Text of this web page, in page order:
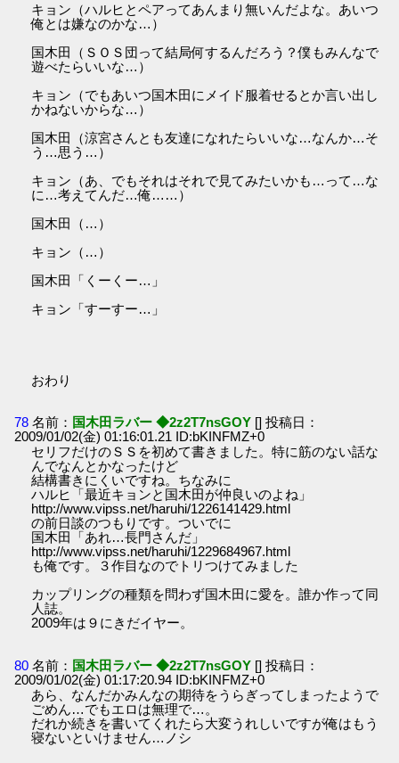
キョン（ハルヒとペアってあんまり無いんだよな。あいつ
俺とは嫌なのかな…）
国木田（ＳＯＳ団って結局何するんだろう？僕もみんなで
遊べたらいいな…）
キョン（でもあいつ国木田にメイド服着せるとか言い出し
かねないからな…）
国木田（涼宮さんとも友達になれたらいいな…なんか…そ
う…思う…）
キョン（あ、でもそれはそれで見てみたいかも…って…な
に…考えてんだ…俺……）
国木田（…）
キョン（…）
国木田「くーくー…」
キョン「すーすー…」
おわり
78 名前： 国木田ラバー ◆2z2T7nsGOY [] 投稿日：
2009/01/02(金) 01:16:01.21 ID:bKINFMZ+0
セリフだけのＳＳを初めて書きました。特に筋のない話な
んでなんとかなったけど
結構書きにくいですね。ちなみに
ハルヒ「最近キョンと国木田が仲良いのよね」
http://www.vipss.net/haruhi/1226141429.html
の前日談のつもりです。ついでに
国木田「あれ…長門さんだ」
http://www.vipss.net/haruhi/1229684967.html
も俺です。３作目なのでトリつけてみました
カップリングの種類を問わず国木田に愛を。誰か作って同
人誌。
2009年は９にきだイヤー。
80 名前： 国木田ラバー ◆2z2T7nsGOY [] 投稿日：
2009/01/02(金) 01:17:20.94 ID:bKINFMZ+0
あら、なんだかみんなの期待をうらぎってしまったようで
ごめん…でもエロは無理で…。
だれか続きを書いてくれたら大変うれしいですが俺はもう
寝ないといけません…ノシ